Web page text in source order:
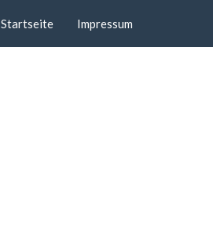
Startseite Impressum